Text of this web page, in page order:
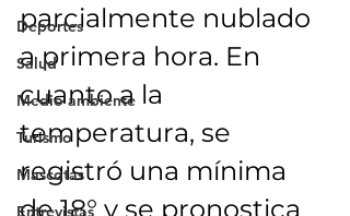
Deportes
Salud
Medio ambiente
Turismo
Mascotas
Entrevistas
parcialmente nublado
a primera hora. En
cuanto a la
temperatura, se
registró una mínima
de 18° y se pronostica